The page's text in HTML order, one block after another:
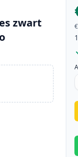
zwart
1